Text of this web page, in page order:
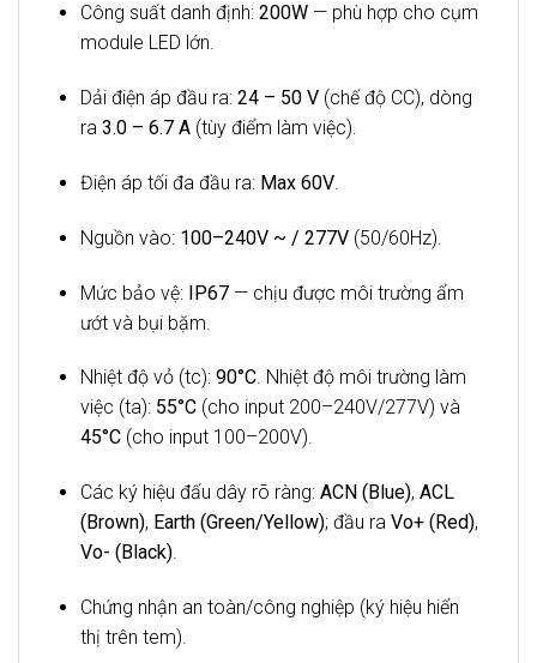
Công suất danh định: 200W— phù hợp cho cụm
module LED lớn.
Dải điện áp đầu ra: 24 – 50 V(chế độ CC), dòng
ra 3.0 – 6.7 A(tùy điểm làm việc).
Điện áp tối đa đầu ra: Max 60V.
Nguồn vào: 100–240V ~ / 277V(50/60Hz).
Mức bảo vệ: IP67— chịu được môi trường ẩm
ướt và bụi bặm.
Nhiệt độ vỏ (tc): 90°C. Nhiệt độ môi trường làm
việc (ta): 55°C(cho input 200–240V/277V) và
45°C(cho input 100–200V).
Các ký hiệu đấu dây rõ ràng: ACN (Blue), ACL
(Brown), Earth (Green/Yellow); đầu ra Vo+ (Red),
Vo- (Black).
Chứng nhận an toàn/công nghiệp (ký hiệu hiển
thị trên tem).